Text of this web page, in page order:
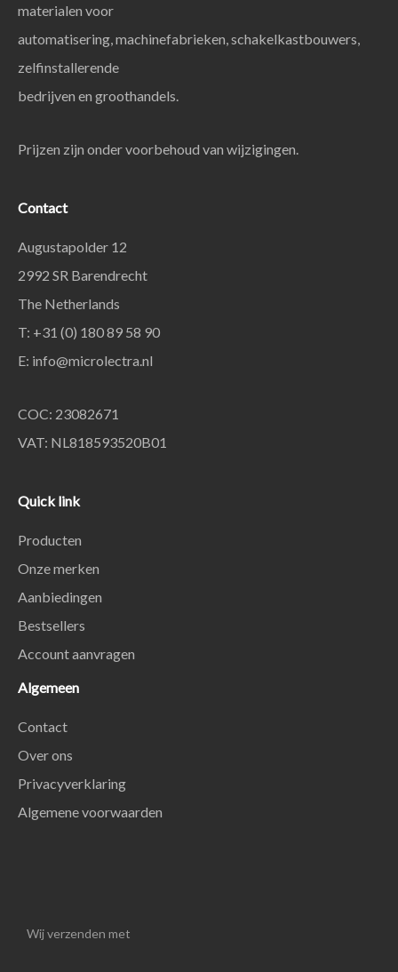
materialen voor
automatisering, machinefabrieken, schakelkastbouwers,
zelfinstallerende
bedrijven en groothandels.
Prijzen zijn onder voorbehoud van wijzigingen.
Contact
Augustapolder 12
2992 SR Barendrecht
The Netherlands
T: +31 (0) 180 89 58 90
E: info@microlectra.nl
COC: 23082671
VAT: NL818593520B01
Quick link
Producten
Onze merken
Aanbiedingen
Bestsellers
Account aanvragen
Algemeen
Contact
Over ons
Privacyverklaring
Algemene voorwaarden
Wij verzenden met